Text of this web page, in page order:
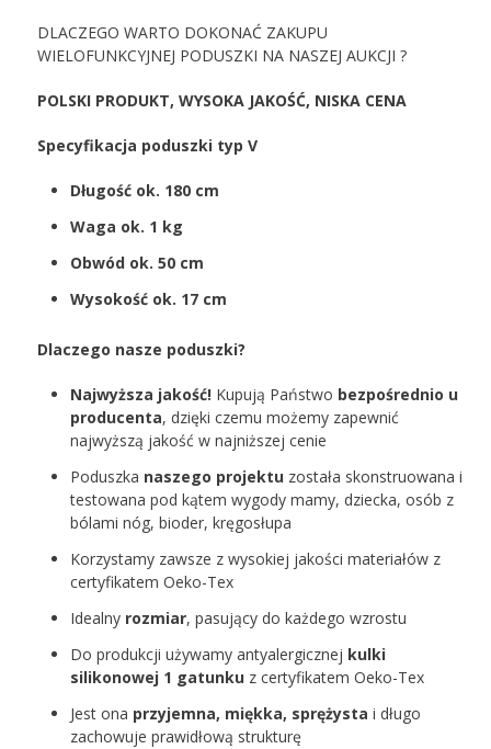
DLACZEGO WARTO DOKONAĆ ZAKUPU
WIELOFUNKCYJNEJ PODUSZKI NA NASZEJ AUKCJI ?
POLSKI PRODUKT, WYSOKA JAKOŚĆ, NISKA CENA
Specyfikacja poduszki typ V
Długość ok. 180 cm
Waga ok. 1 kg
Obwód ok. 50 cm
Wysokość ok. 17 cm
Dlaczego nasze poduszki?
Najwyższa jakość! Kupują Państwo bezpośrednio u
producenta, dzięki czemu możemy zapewnić
najwyższą jakość w najniższej cenie
Poduszka naszego projektu została skonstruowana i
testowana pod kątem wygody mamy, dziecka, osób z
bólami nóg, bioder, kręgosłupa
Korzystamy zawsze z wysokiej jakości materiałów z
certyfikatem Oeko-Tex
Idealny rozmiar, pasujący do każdego wzrostu
Do produkcji używamy antyalergicznej kulki
silikonowej 1 gatunku z certyfikatem Oeko-Tex
Jest ona przyjemna, miękka, sprężysta i długo
zachowuje prawidłową strukturę